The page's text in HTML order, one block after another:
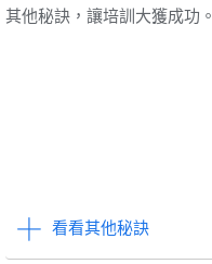
其他秘訣，讓培訓大獲成功。
看看其他秘訣